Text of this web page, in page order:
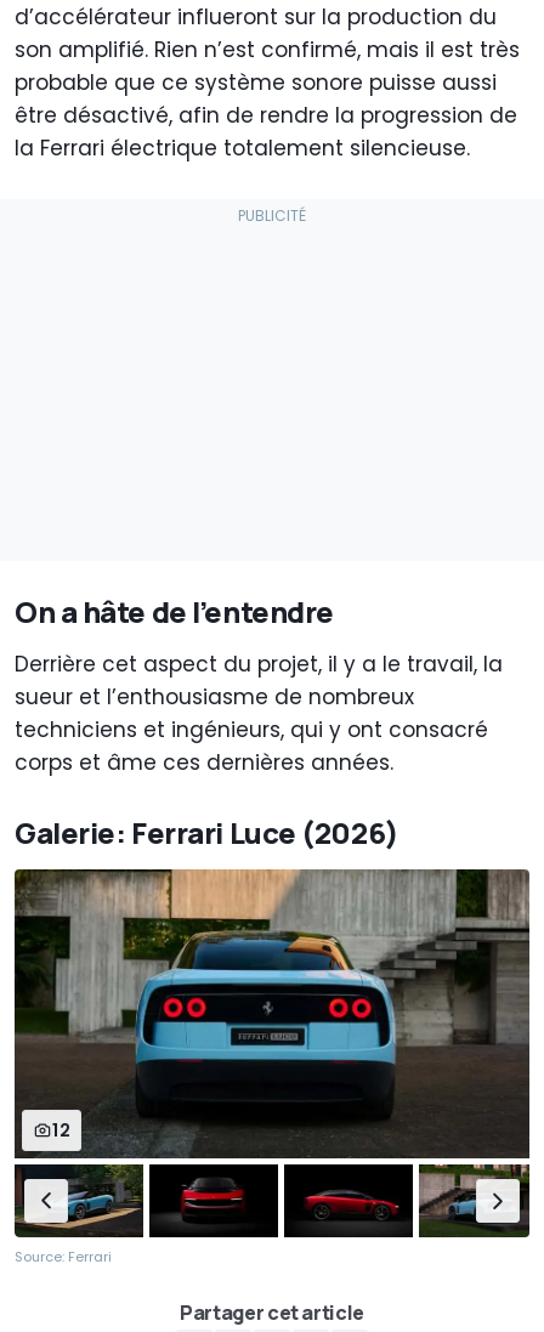
d’accélérateur influeront sur la production du
son amplifié. Rien n’est confirmé, mais il est très
probable que ce système sonore puisse aussi
être désactivé, afin de rendre la progression de
la Ferrari électrique totalement silencieuse.
On a hâte de l’entendre
Derrière cet aspect du projet, il y a le travail, la
sueur et l’enthousiasme de nombreux
techniciens et ingénieurs, qui y ont consacré
corps et âme ces dernières années.
Galerie: Ferrari Luce (2026)
12
Source: Ferrari
Partager cet article